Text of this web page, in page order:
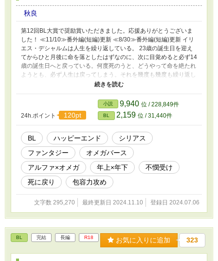
秋良
第12回BL大賞で奨励賞いただきました。応援ありがとうございま
した！ ≪11/10≫番外編(短編)更新 ≪8/30≫番外編(短編)更新 イリ
エス・デシャルムは人生を繰り返している。 23歳の誕生日を迎え
てからひと月後に命を落としたはずなのに、次に目覚めると必ず14
歳の誕生日へと戻っている。何度死のうと、どうやって命を絶たれ
ようとも、必ず人生は戻ってしまう。それを幾度も幾度も繰り返し
て、ついに10回目となった。理由はわからない。原因もわからな
い。 死んでは戻り、また人生を繰り返す。オメガとして家族に虐
げられ、ひどい折檻を受けるあの日々を……。 イリエスには想い
人がいた。 〈一度目〉の人生で一目で心を奪われたクラヴリー公
爵家の次男、ディオン・クラヴリーだ。 自分の家族と違って、優
しく明るく穏やかに接してくれるディオンに、イリエスはすっかり
恋をしてしまった。 けれど、イリエスは人生を繰り返している。
だから何度となく繰り返す人生のなかで彼のことは諦めた。諦めな
いとやっていけなかった。 だから、彼のことはただ遠くで想って
いられれば、それでよかった。 彼の幸せを、彼の知らぬところで
想い続けていれば、ただそれだけでよかったのだ。 しかし、運命
は残酷だ。 〈10回目〉の人生を迎えたイリエスの不可思議な運命
の歯車は、イリエスの想いに逆らうように、ついに回り始めた
——。 【CP】 スパダリ系美形の公爵家次男α(16-2x歳)×家族に虐
げられている不憫な侯爵家次男Ω(14-2x歳) 【注意・その他】 ・サ
す。 ・男性妊娠の概念を含みますが、登場人物は妊娠しません。
・いわゆる「死に戻り」ネタなので、受けの死に関する描写があり
24h.ポイント 120pt
小説 9,940 位 / 228,849件
BL 2,159 位 / 31,440件
BL ハッピーエンド
シリアス
ファンタジー
オメガバース
アルファ×オメガ
年上×年下
不憫受け
死に戻り
包容力攻め
文字数 295,270 最終更新日 2024.11.10 登録日 2024.07.06
BL 完結 長編 R18 お気に入りに追加 323